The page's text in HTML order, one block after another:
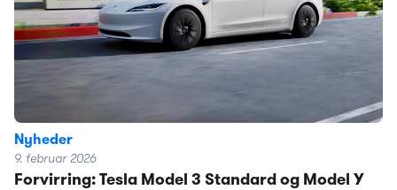
Nyheder
9. februar 2026
Forvirring: Tesla Model 3 Standard og Model Y